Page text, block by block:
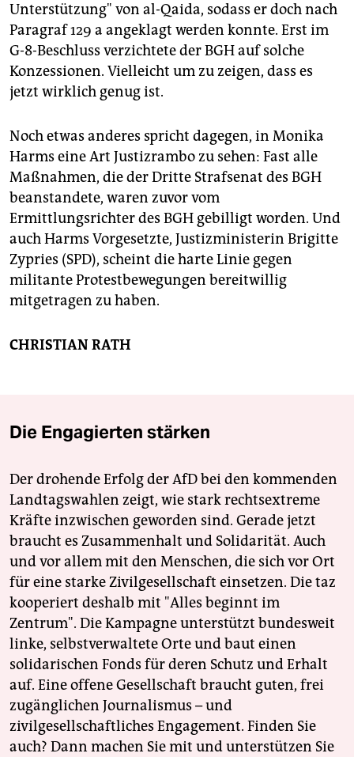
Unterstützung" von al-Qaida, sodass er doch nach
Paragraf 129 a angeklagt werden konnte. Erst im
G-8-Beschluss verzichtete der BGH auf solche
Konzessionen. Vielleicht um zu zeigen, dass es
jetzt wirklich genug ist.
Noch etwas anderes spricht dagegen, in Monika
Harms eine Art Justizrambo zu sehen: Fast alle
Maßnahmen, die der Dritte Strafsenat des BGH
beanstandete, waren zuvor vom
Ermittlungsrichter des BGH gebilligt worden. Und
auch Harms Vorgesetzte, Justizministerin Brigitte
Zypries (SPD), scheint die harte Linie gegen
militante Protestbewegungen bereitwillig
mitgetragen zu haben.
CHRISTIAN RATH
Die Engagierten stärken
Der drohende Erfolg der AfD bei den kommenden
Landtagswahlen zeigt, wie stark rechtsextreme
Kräfte inzwischen geworden sind. Gerade jetzt
braucht es Zusammenhalt und Solidarität. Auch
und vor allem mit den Menschen, die sich vor Ort
für eine starke Zivilgesellschaft einsetzen. Die taz
kooperiert deshalb mit "Alles beginnt im
Zentrum". Die Kampagne unterstützt bundesweit
linke, selbstverwaltete Orte und baut einen
solidarischen Fonds für deren Schutz und Erhalt
auf. Eine offene Gesellschaft braucht guten, frei
zugänglichen Journalismus – und
zivilgesellschaftliches Engagement. Finden Sie
auch? Dann machen Sie mit und unterstützen Sie